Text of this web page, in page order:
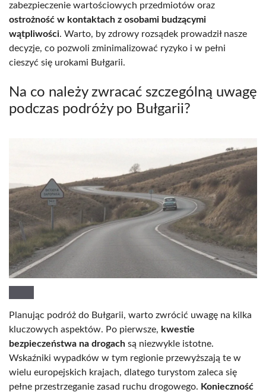
zabezpieczenie wartościowych przedmiotów oraz
ostrożność w kontaktach z osobami budzącymi
wątpliwości. Warto, by zdrowy rozsądek prowadził nasze
decyzje, co pozwoli zminimalizować ryzyko i w pełni
cieszyć się urokami Bułgarii.
Na co należy zwracać szczególną uwagę
podczas podróży po Bułgarii?
Planując podróż do Bułgarii, warto zwrócić uwagę na kilka
kluczowych aspektów. Po pierwsze, kwestie
bezpieczeństwa na drogach są niezwykle istotne.
Wskaźniki wypadków w tym regionie przewyższają te w
wielu europejskich krajach, dlatego turystom zaleca się
pełne przestrzeganie zasad ruchu drogowego. Konieczność